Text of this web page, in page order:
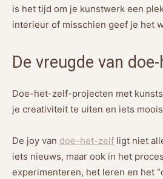
is het tijd om je kunstwerk een
interieur of misschien geef je het
De vreugde van
Doe-het-zelf-projecten met
je creativiteit te uiten en iets
De joy van doe-het-zelf ligt niet
iets nieuws, maar ook in het
experimenteren, het leren en het